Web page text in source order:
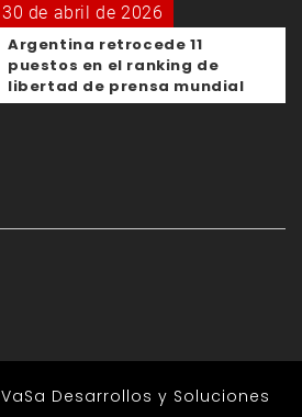
30 de abril de 2026
Argentina retrocede 11
puestos en el ranking de
libertad de prensa mundial
VaSa Desarrollos y Soluciones